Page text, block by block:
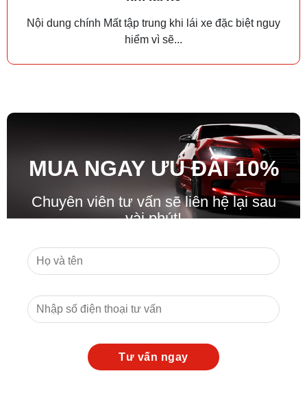
Nội dung chính Mất tập trung khi lái xe đặc biệt nguy
hiểm vì sẽ...
MUA NGAY ƯU ĐÃI10%
Chuyên viên tư vấn sẽ liên hệ lại sau
vài phút!